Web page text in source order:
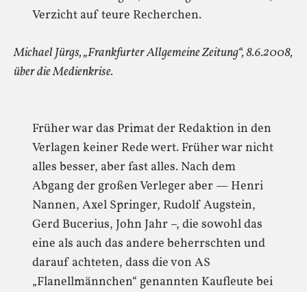
Verzicht auf teure Recherchen.
Michael Jürgs, „Frankfurter Allgemeine Zeitung“, 8.6.2008,
über die Medienkrise.
Früher war das Primat der Redaktion in den
Verlagen keiner Rede wert. Früher war nicht
alles besser, aber fast alles. Nach dem
Abgang der großen Verleger aber — Henri
Nannen, Axel Springer, Rudolf Augstein,
Gerd Bucerius, John Jahr –, die sowohl das
eine als auch das andere beherrschten und
darauf achteten, dass die von AS
„Flanellmännchen“ genannten Kaufleute bei